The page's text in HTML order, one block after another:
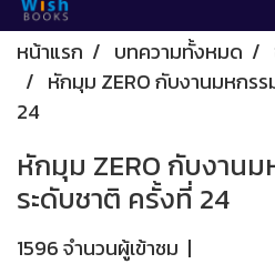
หน้าแรก บทความทั้งหมด
หักมุม ZERO กับงานมหกร
24
หักมุม ZERO กับงาน
ระดับชาติ ครั้งที่ 24
1596 จำนวนผู้เข้าชม |